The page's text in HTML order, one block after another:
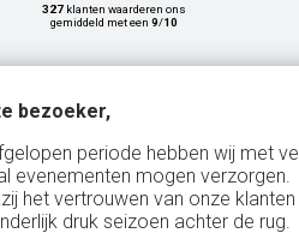
327 klanten waarderen ons
gemiddeld met een 9/10
Bank: NL15ABNA0561810710
KvK: 17167131
BTW: NL.1678.53.296.B01
bezoeker,
periode hebben wij met
evenementen mogen verzorgen.
het vertrouwen van onze
druk seizoen achter de rug.